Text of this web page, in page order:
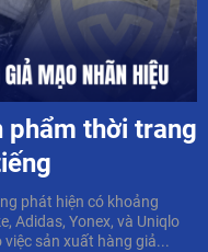
phẩm thời trang
phát hiện có khoảng
Adidas, Yonex, và Uniqlo
sản xuất hàng giả...